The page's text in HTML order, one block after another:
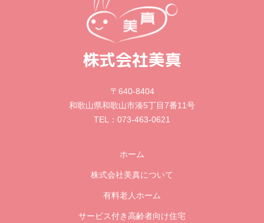
株式会社美真
〒640-8404
和歌山県和歌山市湊5丁目7番11号
TEL： 073-463-0621
ホーム
株式会社美真について
有料老人ホーム
サービス付き高齢者向け住宅